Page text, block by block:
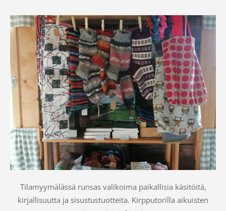
Tilamyymälässä runsas valikoima paikallisia käsitöitä,
kirjallisuutta ja sisustustuotteita. Kirpputorilla aikuisten